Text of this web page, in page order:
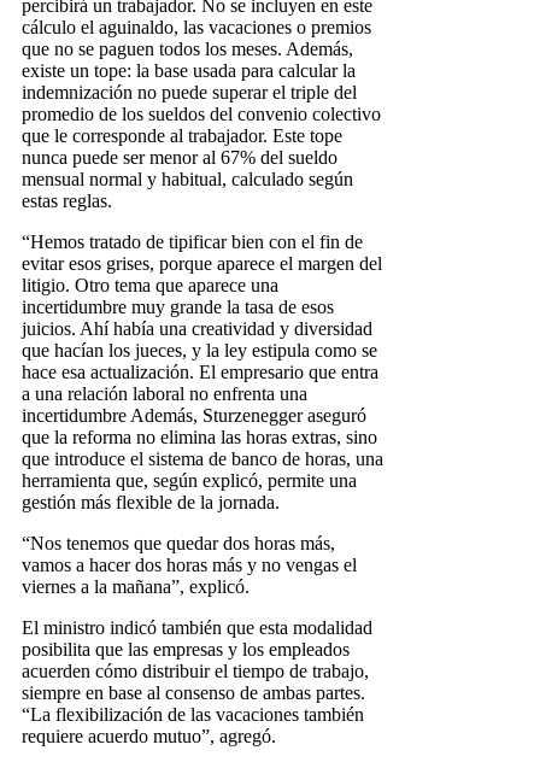
percibirá un trabajador. No se incluyen en este
cálculo el aguinaldo, las vacaciones o premios
que no se paguen todos los meses. Además,
existe un tope: la base usada para calcular la
indemnización no puede superar el triple del
promedio de los sueldos del convenio colectivo
que le corresponde al trabajador. Este tope
nunca puede ser menor al 67% del sueldo
mensual normal y habitual, calculado según
estas reglas.
“Hemos tratado de tipificar bien con el fin de
evitar esos grises, porque aparece el margen del
litigio. Otro tema que aparece una
incertidumbre muy grande la tasa de esos
juicios. Ahí había una creatividad y diversidad
que hacían los jueces, y la ley estipula como se
hace esa actualización. El empresario que entra
a una relación laboral no enfrenta una
incertidumbre Además, Sturzenegger aseguró
que la reforma no elimina las horas extras, sino
que introduce el sistema de banco de horas, una
herramienta que, según explicó, permite una
gestión más flexible de la jornada.
“Nos tenemos que quedar dos horas más,
vamos a hacer dos horas más y no vengas el
viernes a la mañana”, explicó.
El ministro indicó también que esta modalidad
posibilita que las empresas y los empleados
acuerden cómo distribuir el tiempo de trabajo,
siempre en base al consenso de ambas partes.
“La flexibilización de las vacaciones también
requiere acuerdo mutuo”, agregó.